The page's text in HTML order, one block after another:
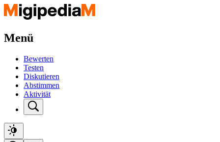
Menü
Bewerten
Testen
Diskutieren
Abstimmen
Aktivität